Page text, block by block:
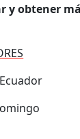
y obtener